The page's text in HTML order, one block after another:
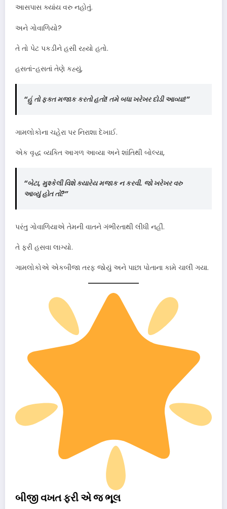
આસપાસ ક્યાંય વરુ નહોતું.
અને ગોવાળિયો?
તે તો પેટ પકડીને હસી રહ્યો હતો.
હસતાં-હસતાં તેણે કહ્યું,
“હું તો ફક્ત મજાક કરતો હતો! તમે બધા ખરેખર દોડી આવ્યા!”
ગામલોકોના ચહેરા પર નિરાશા દેખાઈ.
એક વૃદ્ધ વ્યક્તિ આગળ આવ્યા અને શાંતિથી બોલ્યા,
“બેટા, મુશ્કેલી વિશે ક્યારેય મજાક ન કરવી. જો ખરેખર વરુ
આવ્યું હોત તો?”
પરંતુ ગોવાળિયાએ તેમની વાતને ગંભીરતાથી લીધી નહીં.
તે ફરી હસવા લાગ્યો.
ગામલોકોએ એકબીજા તરફ જોયું અને પાછા પોતાના કામે ચાલી ગયા.
બીજી વખત ફરી એ જ ભૂલ